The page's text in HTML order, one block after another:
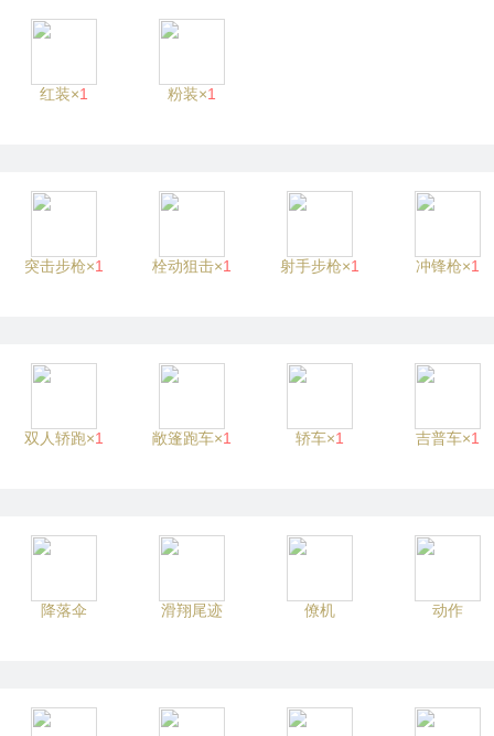
红装×1 粉装×1
突击步枪×1 栓动狙击×1 射手步枪×1 冲锋枪×1
双人轿跑×1 敞篷跑车×1 轿车×1 吉普车×1
降落伞 滑翔尾迹 僚机 动作